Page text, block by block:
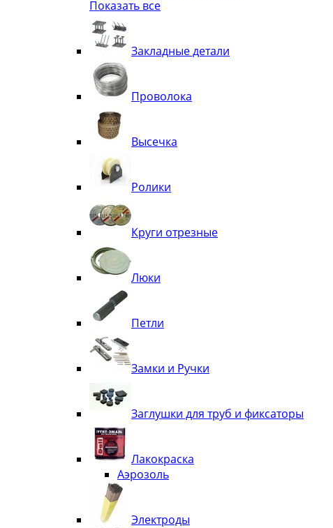
Квадрат
Труба декоративная
Элементы орнамента из квадрата, трубы
Узоры
Лавки
Показать все
Закладные детали
Проволока
Высечка
Ролики
Круги отрезные
Люки
Петли
Замки и Ручки
Заглушки для труб и фиксаторы
Лакокраска
Аэрозоль
Электроды